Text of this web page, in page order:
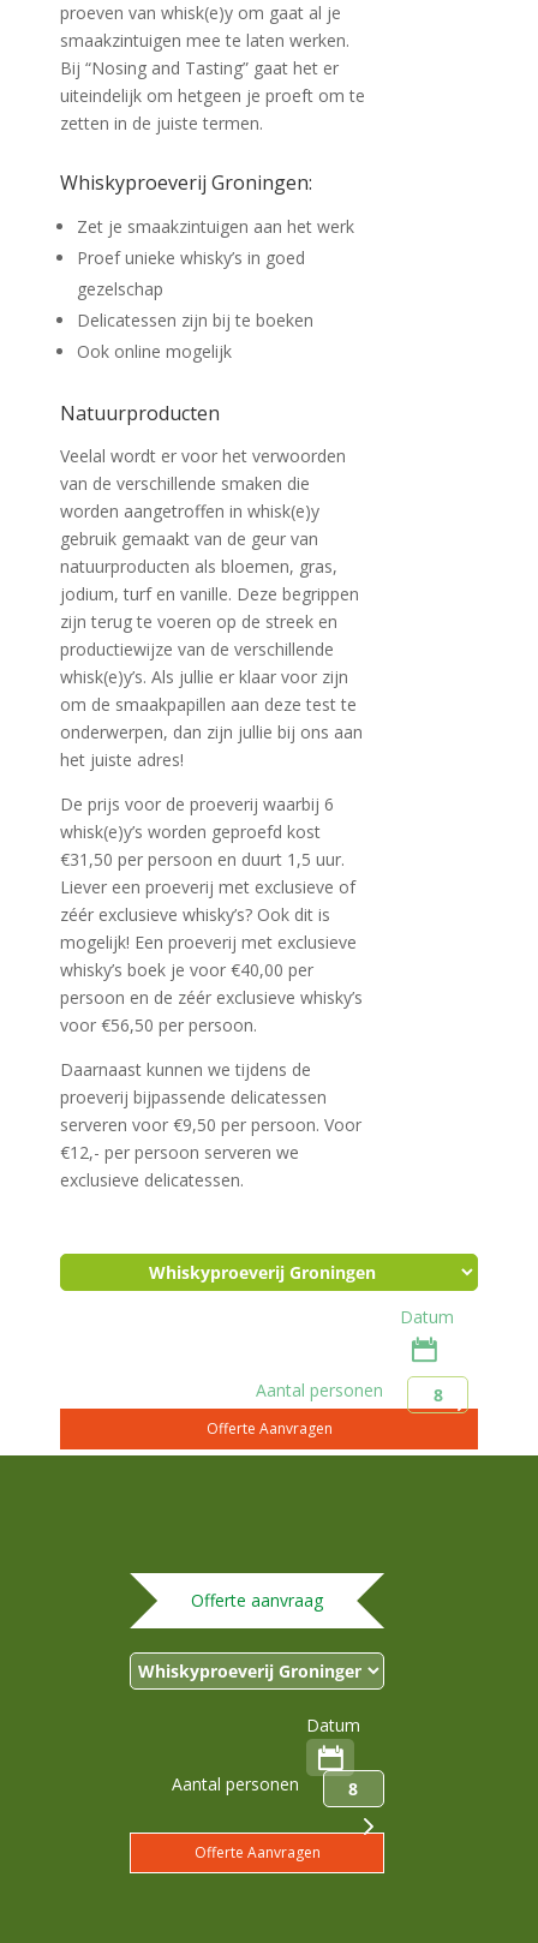
proeven van whisk(e)y om gaat al je
smaakzintuigen mee te laten werken.
Bij “Nosing and Tasting” gaat het er
uiteindelijk om hetgeen je proeft om te
zetten in de juiste termen.
Whiskyproeverij Groningen:
Zet je smaakzintuigen aan het werk
Proef unieke whisky’s in goed
gezelschap
Delicatessen zijn bij te boeken
Ook online mogelijk
Natuurproducten
Veelal wordt er voor het verwoorden
van de verschillende smaken die
worden aangetroffen in whisk(e)y
gebruik gemaakt van de geur van
natuurproducten als bloemen, gras,
jodium, turf en vanille. Deze begrippen
zijn terug te voeren op de streek en
productiewijze van de verschillende
whisk(e)y’s. Als jullie er klaar voor zijn
om de smaakpapillen aan deze test te
onderwerpen, dan zijn jullie bij ons aan
het juiste adres!
De prijs voor de proeverij waarbij 6
whisk(e)y’s worden geproefd kost
€31,50 per persoon en duurt 1,5 uur.
Liever een proeverij met exclusieve of
zéér exclusieve whisky’s? Ook dit is
mogelijk! Een proeverij met exclusieve
whisky’s boek je voor €40,00 per
persoon en de zéér exclusieve whisky’s
voor €56,50 per persoon.
Daarnaast kunnen we tijdens de
proeverij bijpassende delicatessen
serveren voor €9,50 per persoon. Voor
€12,- per persoon serveren we
exclusieve delicatessen.
Datum
Aantal personen
Offerte aanvraag
Datum
Aantal personen